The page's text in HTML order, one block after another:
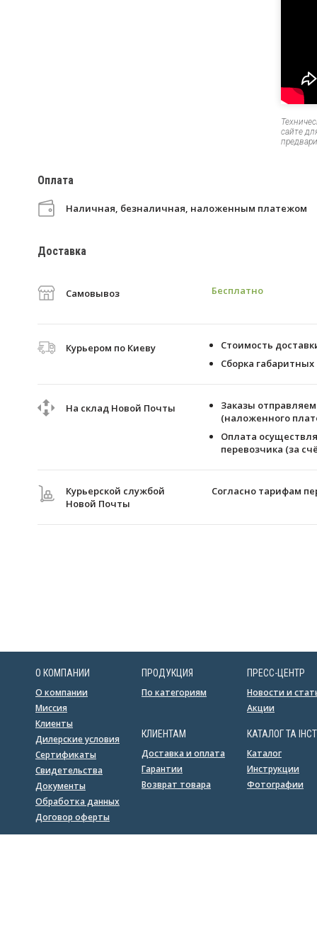
сайте
Оплата
Наличная, безналичная, наложенным платежом
Доставка
Самовывоз Бесплатно
Курьером по Киеву
Стоимость
Сборка
На склад Новой Почты
Заказы
(наложенного
Оплата
перевозчика (за
Курьерской службой
Новой Почты
Согласно тарифам
О КОМПАНИИ
О компании
Миссия
Клиенты
Дилерские условия
Сертификаты
Свидетельства
Документы
Обработка данных
Договор оферты
ПРОДУКЦИЯ
По категориям
КЛИЕНТАМ
Доставка и оплата
Гарантии
Возврат товара
ПРЕСС-ЦЕНТР
Новости и
Акции
КАТАЛОГ ТА
Каталог
Инструкции
Фотографии